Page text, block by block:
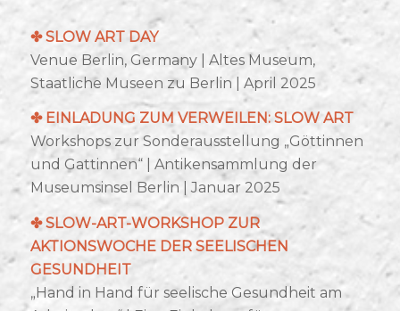
✤ SLOW ART DAY
Venue Berlin, Germany | Altes Museum,
Staatliche Museen zu Berlin | April 2025
✤ EINLADUNG ZUM VERWEILEN: SLOW ART
Workshops zur Sonderausstellung „Göttinnen
und Gattinnen“ | Antikensammlung der
Museumsinsel Berlin | Januar 2025
✤SLOW-ART-WORKSHOP ZUR
AKTIONSWOCHE DER SEELISCHEN
GESUNDHEIT
„Hand in Hand für seelische Gesundheit am